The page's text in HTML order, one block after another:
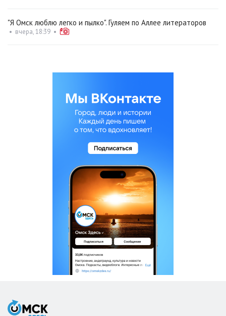
"Я Омск люблю легко и пылко". Гуляем по Аллее литераторов
• вчера, 18:39 •